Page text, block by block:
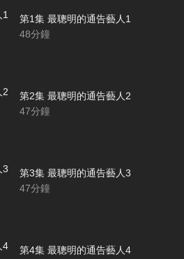
第1集 最聰明的通告藝人1
48分鐘
第2集 最聰明的通告藝人2
47分鐘
第3集 最聰明的通告藝人3
47分鐘
第4集 最聰明的通告藝人4